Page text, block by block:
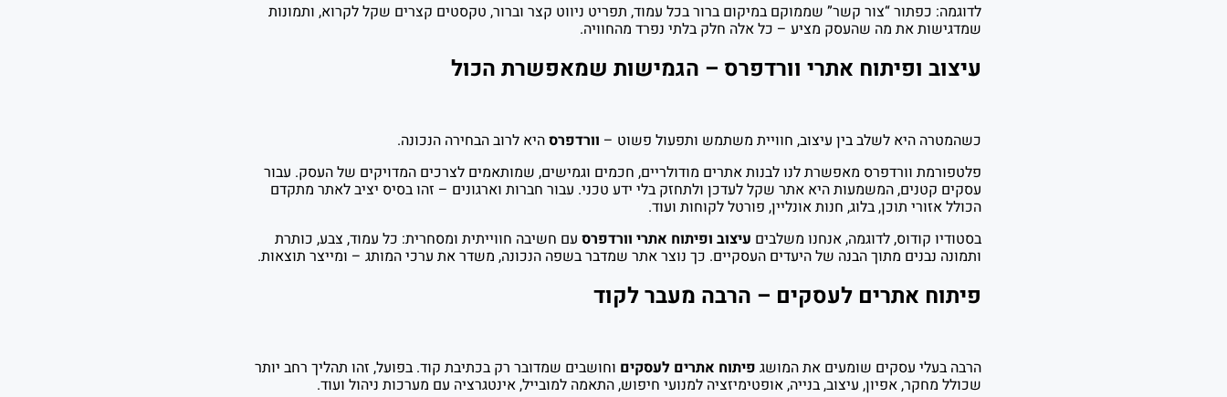
לדוגמה: כפתור “צור קשר” שממוקם במיקום ברור בכל עמוד, תפריט ניווט קצר וברור, טקסטים קצרים שקל לקרוא, ותמונות
שמדגישות את מה שהעסק מציע – כל אלה חלק בלתי נפרד מהחוויה.
עיצוב ופיתוח אתרי וורדפרס – הגמישות שמאפשרת הכול
כשהמטרה היא לשלב בין עיצוב, חוויית משתמש ותפעול פשוט – וורדפרסהיא לרוב הבחירה הנכונה.
פלטפורמת וורדפרס מאפשרת לנו לבנות אתרים מודולריים, חכמים וגמישים, שמותאמים לצרכים המדויקים של העסק. עבור
עסקים קטנים, המשמעות היא אתר שקל לעדכן ולתחזק בלי ידע טכני. עבור חברות וארגונים – זהו בסיס יציב לאתר מתקדם
הכולל אזורי תוכן, בלוג, חנות אונליין, פורטל לקוחות ועוד.
בסטודיו קודוס, לדוגמה, אנחנו משלבים עיצוב ופיתוח אתרי וורדפרסעם חשיבה חווייתית ומסחרית: כל עמוד, צבע, כותרת
ותמונה נבנים מתוך הבנה של היעדים העסקיים. כך נוצר אתר שמדבר בשפה הנכונה, משדר את ערכי המותג – ומייצר תוצאות.
פיתוח אתרים לעסקים – הרבה מעבר לקוד
הרבה בעלי עסקים שומעים את המושג פיתוח אתרים לעסקים וחושבים שמדובר רק בכתיבת קוד. בפועל, זהו תהליך רחב יותר
שכולל מחקר, אפיון, עיצוב, בנייה, אופטימיזציה למנועי חיפוש, התאמה למובייל, אינטגרציה עם מערכות ניהול ועוד.